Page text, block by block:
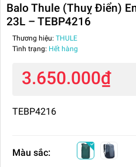
Balo Thule (Thuỵ Điển)
23L – TEBP4216
Thương hiệu: THULE
Tình trạng: Hết hàng
3.650.000₫
TEBP4216
Màu sắc: